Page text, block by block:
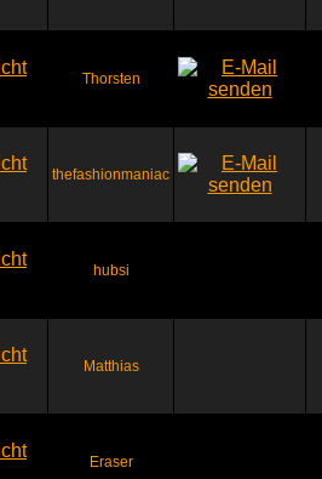
Thorsten
thefashionmaniac
hubsi
Matthias
Eraser